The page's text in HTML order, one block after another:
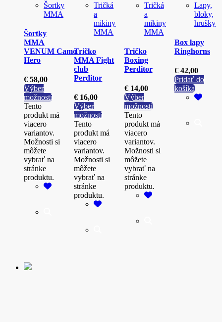
Šortky
MMA
Šortky
MMA
VENUM Camo
Hero
€ 58,00
Výber
možností
Tento
produkt má
viacero
variantov.
Možnosti si
môžete
vybrať na
stránke
produktu.
Tričká
a
mikiny
MMA
Tričko
MMA Fight
club
Perditor
€ 16,00
Výber
možností
Tento
produkt má
viacero
variantov.
Možnosti si
môžete
vybrať na
stránke
produktu.
Tričká
a
mikiny
MMA
Tričko
Boxing
Perditor
€14,00
Výber
možností
Tento
produkt má
viacero
variantov.
Možnosti si
môžete
vybrať na
stránke
produktu.
Lapy,
bloky,
hrušky
Box lapy
Ringhorns
€42,00
Pridať do
košíka